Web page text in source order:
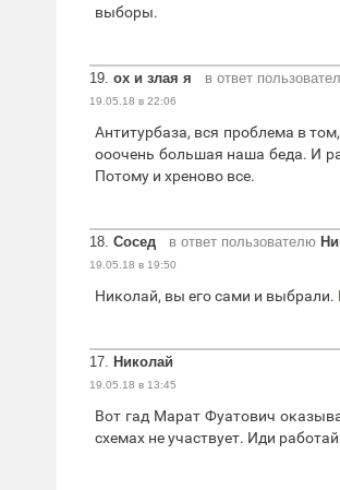
выборы.
19. ох и злая я в ответ
19.05.18 в 22:06
Антитурбаза, вся проблема в
ооочень большая наша беда. И
Потому и хреново все.
18. Сосед в ответ пользователю
19.05.18 в 19:50
Николай, вы его сами и выбрали.
17. Николай
19.05.18 в 13:45
Вот гад Марат Фуатович
схемах не участвует. Иди